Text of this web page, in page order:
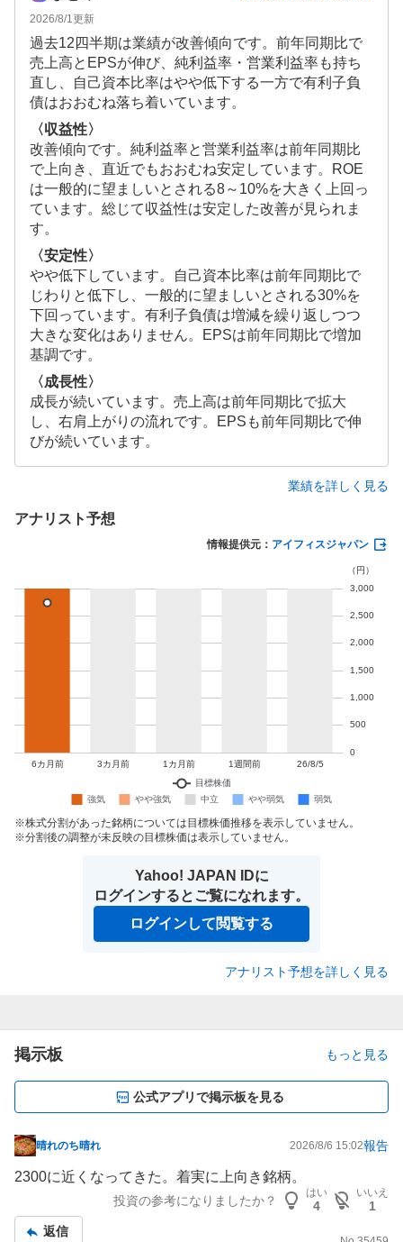
2026/8/1更新
過去12四半期は業績が改善傾向です。前年同期比で
売上高とEPSが伸び、純利益率・営業利益率も持ち
直し、自己資本比率はやや低下する一方で有利子負
債はおおむね落ち着いています。
〈収益性〉
改善傾向です。純利益率と営業利益率は前年同期比
で上向き、直近でもおおむね安定しています。ROE
は一般的に望ましいとされる8～10%を大きく上回っ
ています。総じて収益性は安定した改善が見られま
す。
〈安定性〉
やや低下しています。自己資本比率は前年同期比で
じわりと低下し、一般的に望ましいとされる30%を
下回っています。有利子負債は増減を繰り返しつつ
大きな変化はありません。EPSは前年同期比で増加
基調です。
〈成長性〉
成長が続いています。売上高は前年同期比で拡大
し、右肩上がりの流れです。EPSも前年同期比で伸
びが続いています。
業績を詳しく見る
アナリスト予想
情報提供元： アイフィスジャパン
株式分割があった銘柄については目標株価推移を表示していません。
分割後の調整が未反映の目標株価は表示していません。
Yahoo! JAPAN IDに
ログインするとご覧になれます。
ログインして閲覧する
アナリスト予想を詳しく見る
掲示板 もっと見る
公式アプリで掲示板を見る
掲
示
記
事
晴れのち晴れ 2026/8/6 15:02報告
2300に近くなってきた。着実に上向き銘柄。
投資の参考になりましたか？
はい
4
いいえ
1
返信